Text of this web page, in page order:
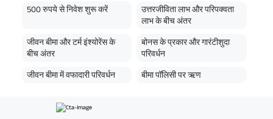
500 रुपये से निवेश शुरू करें
उत्तरजीविता लाभ और परिपक्वता
लाभ के बीच अंतर
जीवन बीमा और टर्म इंश्योरेंस के
बीच अंतर
बोनस के प्रकार और गारंटीशुदा
परिवर्धन
जीवन बीमा में वफादारी परिवर्धन बीमा पॉलिसी पर ऋण